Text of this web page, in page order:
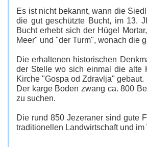
Es ist nicht bekannt, wann die
die gut geschützte Bucht, im 13.
Bucht erhebt sich der Hügel
Meer" und "der Turm", wonach die
Die erhaltenen historischen
der Stelle wo sich einmal die alte
Kirche "Gospa od Zdravlja" gebaut.
Der karge Boden zwang ca. 800
zu suchen.
Die rund 850 Jezeraner sind gute
traditionellen Landwirtschaft und